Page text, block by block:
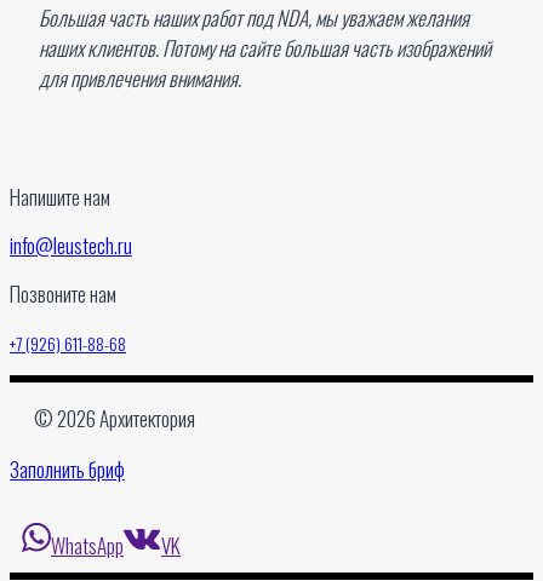
Большая часть наших работ под NDA, мы уважаем желания
наших клиентов. Потому на сайте большая часть изображений
для привлечения внимания.
Напишите нам
info@leustech.ru
Позвоните нам
+7 (926) 611-88-68
© 2026 Архитектория
Заполнить бриф
WhatsApp VK